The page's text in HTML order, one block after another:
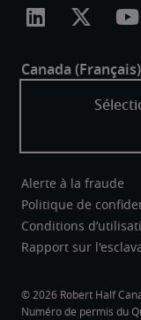
Alerte à la fraude
Politique de
Conditions
Rapport sur
Robert Half